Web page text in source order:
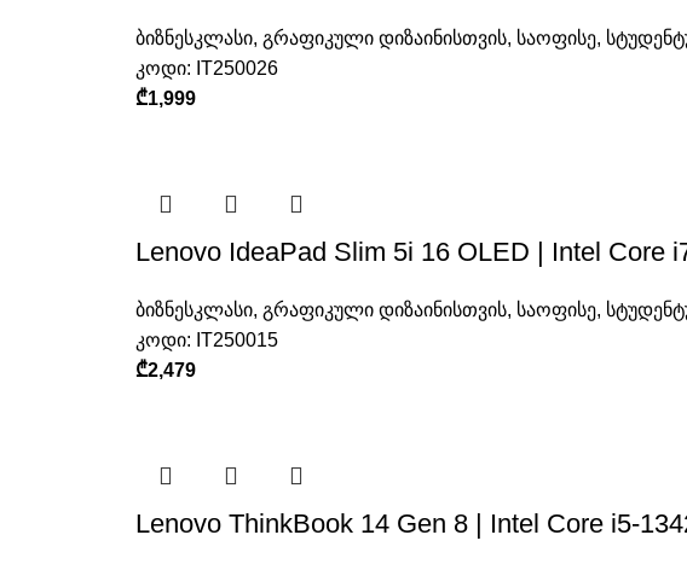
ბიზნესკლასი, გრაფიკული დიზაინისთვის, საოფისე,
კოდი: IT250026
₾1,999
Lenovo IdeaPad Slim 5i 16 OLED | Intel Core
ბიზნესკლასი, გრაფიკული დიზაინისთვის, საოფისე,
კოდი: IT250015
₾2,479
Lenovo ThinkBook 14 Gen 8 | Intel Core i5-